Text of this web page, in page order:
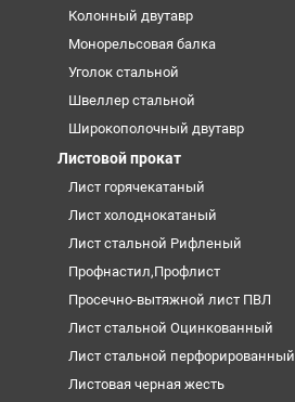
Колонный двутавр
Монорельсовая балка
Уголок стальной
Швеллер стальной
Широкополочный двутавр
Листовой прокат
Лист горячекатаный
Лист холоднокатаный
Лист стальной Рифленый
Профнастил,Профлист
Просечно-вытяжной лист ПВЛ
Лист стальной Оцинкованный
Лист стальной перфорированный
Листовая черная жесть